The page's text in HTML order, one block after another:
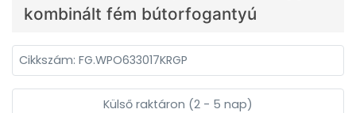
kombinált fém bútorfogantyú
Cikkszám: FG.WPO633017KRGP
Külső raktáron (2 - 5 nap)